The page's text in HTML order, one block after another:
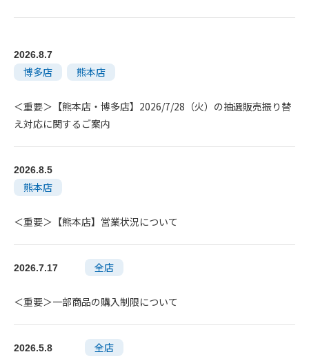
2026.8.7
博多店 熊本店
＜重要＞【熊本店・博多店】2026/7/28（火）の抽選販売振り替
え対応に関するご案内
2026.8.5
熊本店
＜重要＞【熊本店】営業状況について
2026.7.17 全店
＜重要＞一部商品の購入制限について
2026.5.8 全店